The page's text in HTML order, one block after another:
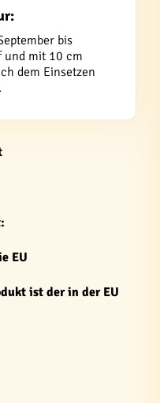
bis
und mit 10 cm
dem Einsetzen
EU
ist der in der EU